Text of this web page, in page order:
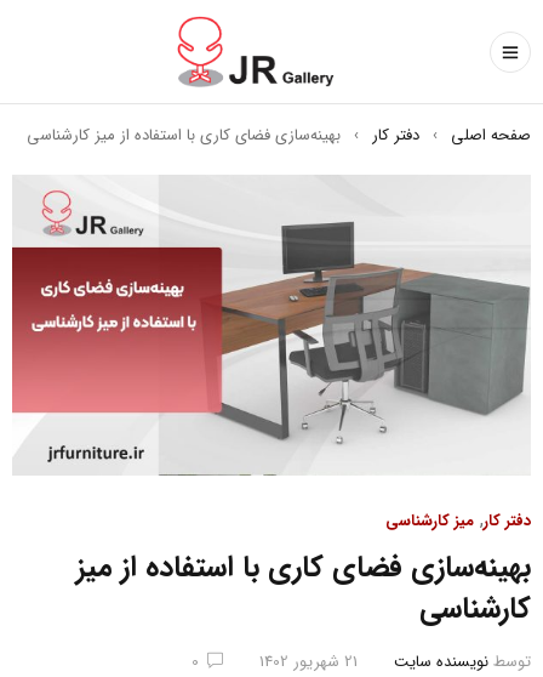
صفحه اصلی › دفتر کار › بهینه‌سازی فضای کاری با استفاده از میز کارشناسی
دفتر کار, میز کارشناسی
بهینه‌سازی فضای کاری با استفاده از میز
کارشناسی
توسطنویسنده سایت 21 شهریور 1402